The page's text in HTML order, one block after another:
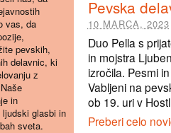
Pevska
10 MARCA, 2023
Duo Pella s
in mojstra
izročila. Pesmi
Vabljeni na
ob 19. uri v
Preberi celo
vas, da
pevskih,
delavnic, ki
z
in
glasbi in
sveta.